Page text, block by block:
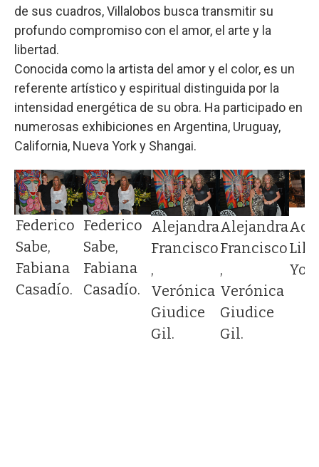
de sus cuadros, Villalobos busca transmitir su
profundo compromiso con el amor, el arte y la
libertad.
Conocida como la artista del amor y el color, es un
referente artístico y espiritual distinguida por la
intensidad energética de su obra. Ha participado en
numerosas exhibiciones en Argentina, Uruguay,
California, Nueva York y Shangai.
Federico
Sabe,
Fabiana
Casadío.
Federico
Sabe,
Fabiana
Casadío.
Alejandra
Francisco
,
Verónica
Giudice
Gil.
Alejandra
Francisco
,
Verónica
Giudice
Gil.